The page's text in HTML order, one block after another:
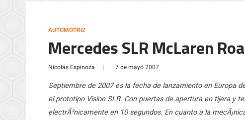
AUTOMOTRIZ
Mercedes SLR McLaren
Nicolás Espinoza | 7 de mayo 2007
Septiembre de 2007 es la fecha de lanzamiento en Europa
el prototipo Vision SLR. Con puertas de apertura en tijera y
electrÃ³nicamente en 10 segundos. En cuanto a la